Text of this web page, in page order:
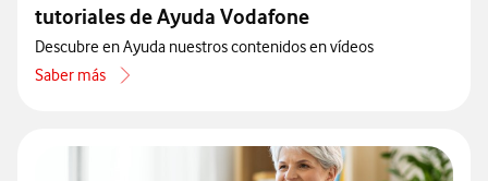
tutoriales de Ayuda Vodafone
Descubre en Ayuda nuestros contenidos en vídeos
Saber más
acerca de Conoce la sección de vídeos explicativos y tutoriales de